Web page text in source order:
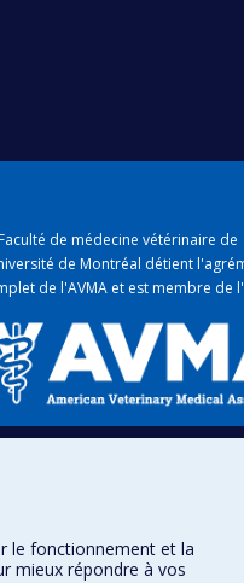
de médecine vétérinaire de
de Montréal détient
de l'AVMA et est membre de l'
le fonctionnement et la
mieux répondre à vos